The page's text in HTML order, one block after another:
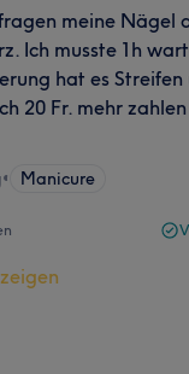
meine Nägel
Ich musste 1h
hat es Streifen
20 Fr. mehr
• Manicure